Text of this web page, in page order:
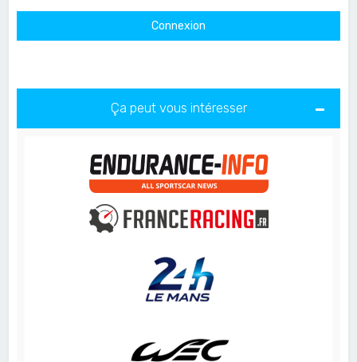
Ça peut vous intéresser